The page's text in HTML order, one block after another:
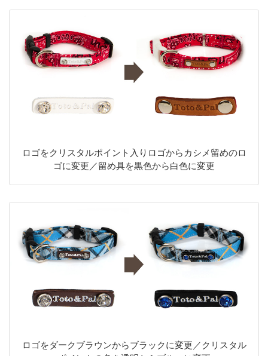
ロゴをクリスタルポイント入りロゴからカシメ留めのロ
ゴに変更／留め具を黒色から白色に変更
ロゴをダークブラウンからブラックに変更／クリスタル